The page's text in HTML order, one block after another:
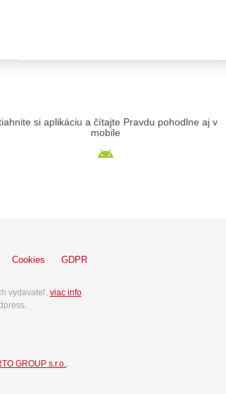
si aplikáciu a čítajte Pravdu pohodlne aj v
mobile
Cookies GDPR
vydavateľ, viac info.
GROUP s.r.o..